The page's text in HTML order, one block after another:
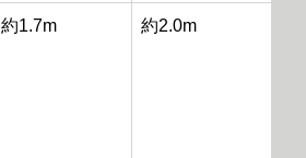
約1.7m 約2.0m